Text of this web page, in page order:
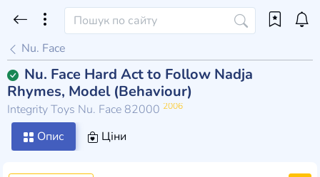
Nu. Face
Nu. Face Hard Act to Follow Nadja
Rhymes, Model (Behaviour)
Integrity Toys Nu. Face 82000 2006
Опис Ціни